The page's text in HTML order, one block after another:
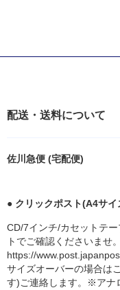
配送・送料について
佐川急便 (宅配便)
● クリックポスト(A4サ
CD/7インチ/カセットテ
トでご確認くださいませ
https://
サイズオーバーの場合は
す)ご連絡します。※アナ